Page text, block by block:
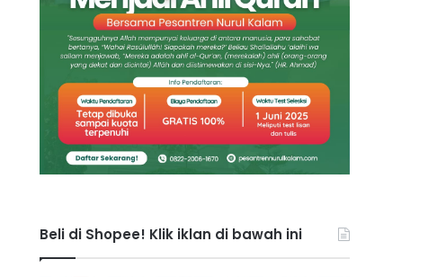
Beli di Shopee! Klik iklan di bawah ini